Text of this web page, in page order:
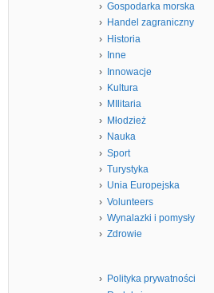
Gospodarka morska
Handel zagraniczny
Historia
Inne
Innowacje
Kultura
MIlitaria
Młodzież
Nauka
Sport
Turystyka
Unia Europejska
Volunteers
Wynalazki i pomysły
Zdrowie
Polityka prywatności